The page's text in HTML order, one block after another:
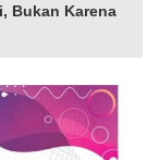
Bukan Karena